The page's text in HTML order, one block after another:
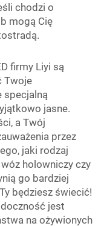
chodzi o
mogą Cię
firmy Liyi są
Twoje
specjalną
jasne.
a Twój
przez
jaki rodzaj
holowniczy czy
go bardziej
będziesz świecić!
jest
na ożywionych